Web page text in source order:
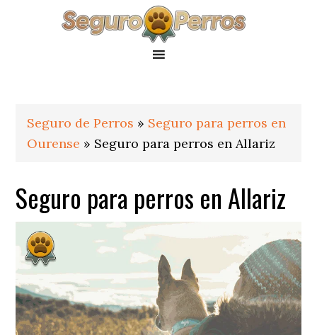
Seguro de Perros » Seguro para perros en
Ourense » Seguro para perros en Allariz
Seguro para perros en Allariz